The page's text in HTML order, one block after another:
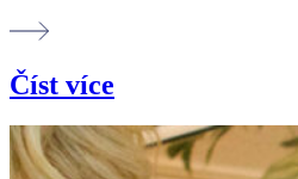
Číst více